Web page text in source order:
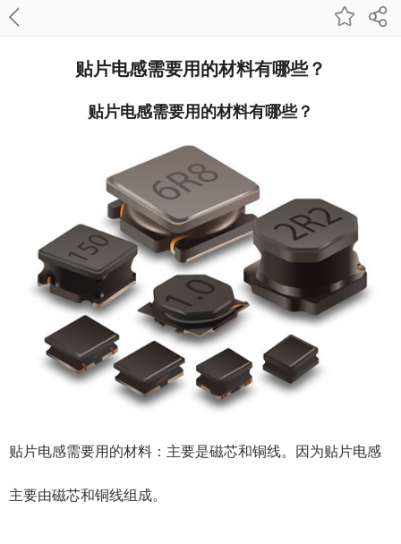
贴片电感需要用的材料有哪些？
贴片电感需要用的材料有哪些？
贴片电感需要用的材料：主要是磁芯和铜线。因为贴片电感
主要由磁芯和铜线组成。